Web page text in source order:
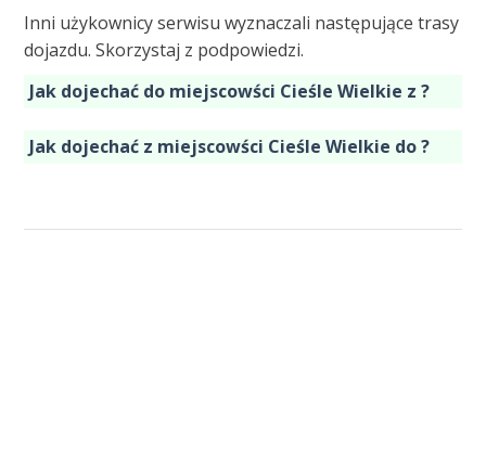
Inni użykownicy serwisu wyznaczali następujące trasy
dojazdu. Skorzystaj z podpowiedzi.
Jak dojechać do miejscowści Cieśle Wielkie z ?
Jak dojechać z miejscowści Cieśle Wielkie do ?